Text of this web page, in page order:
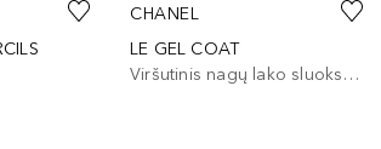
CHANEL
LE GEL COAT
Viršutinis nagų lako sluoksnis